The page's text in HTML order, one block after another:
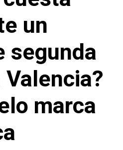
un
segunda
marca